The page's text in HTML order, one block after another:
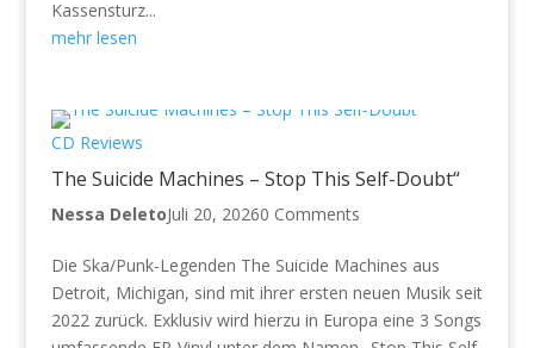
Kassensturz...
mehr lesen
CD Reviews
The Suicide Machines – Stop This Self-Doubt“
Nessa DeletoJuli 20, 20260 Comments
Die Ska/Punk-Legenden The Suicide Machines aus
Detroit, Michigan, sind mit ihrer ersten neuen Musik seit
2022 zurück. Exklusiv wird hierzu in Europa eine 3 Songs